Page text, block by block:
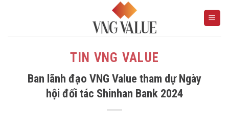
TIN VNG VALUE
Ban lãnh đạo VNG Value tham dự Ngày
hội đối tác Shinhan Bank 2024